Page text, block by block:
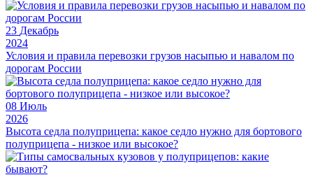
23 Декабрь
2024
Условия и правила перевозки грузов насыпью и навалом по
дорогам России
08 Июль
2026
Высота седла полуприцепа: какое седло нужно для бортового
полуприцепа - низкое или высокое?